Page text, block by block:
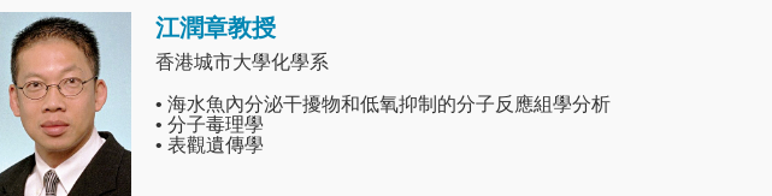
江潤章教授
香港城市大學化學系
• 海水魚內分泌干擾物和低氧抑制的分子反應組學分析
• 分子毒理學
• 表觀遺傳學